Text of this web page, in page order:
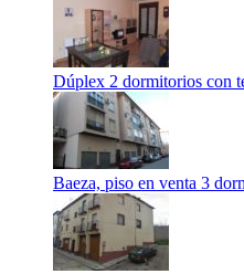
Dúplex 2 dormitorios con
Baeza, piso en venta 3